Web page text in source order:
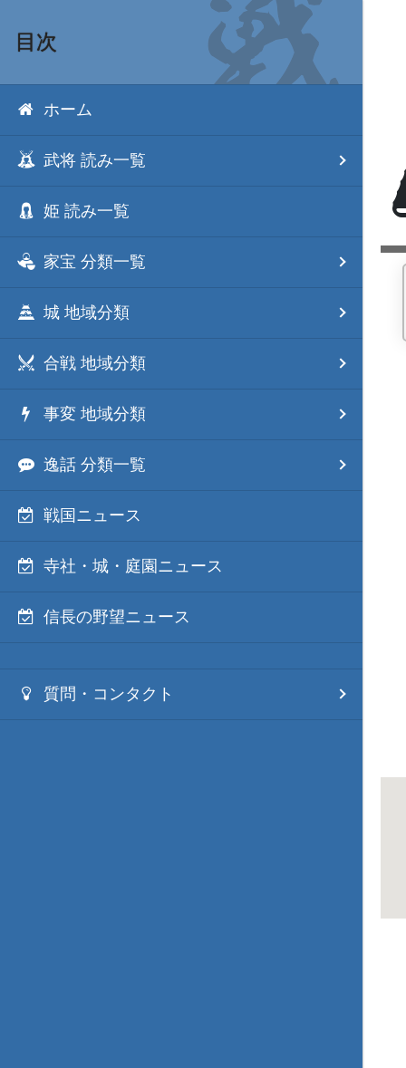
目次
ホーム
武将 読み一覧
姫 読み一覧
家宝 分類一覧
城 地域分類
合戦 地域分類
事変 地域分類
逸話 分類一覧
戦国ニュース
寺社・城・庭園ニュース
信長の野望ニュース
質問・コンタクト